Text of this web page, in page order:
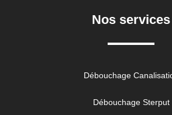
Nos services
Débouchage
Débouchage Sterput